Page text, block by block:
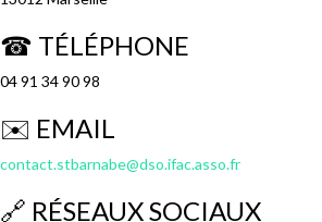
☎ TÉLÉPHONE
04 91 34 90 98
✉️ EMAIL
contact.stbarnabe@dso.ifac.asso.fr
🔗 RÉSEAUX SOCIAUX